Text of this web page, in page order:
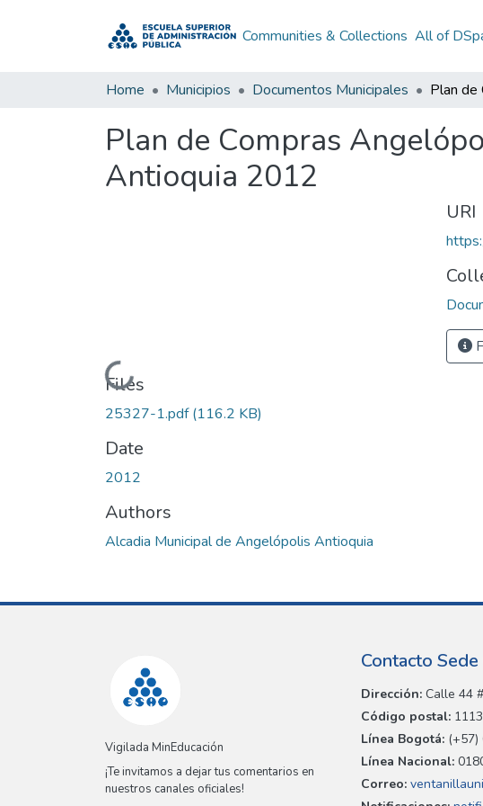
Communities & Collections All of
Home Municipios Documentos Municipales
Plan de Compras
Antioquia 2012
Loading...
Files
25327-1.pdf(116.2 KB)
Date
2012
Authors
Alcadia Municipal de Angelópolis Antioquia
URI
Vigilada MinEducación
¡Te invitamos a dejar tus comentarios en
nuestros canales oficiales!
Contacto
Dirección: Calle 44
Código postal:
Línea Bogotá: (+57)
Línea Nacional:
Correo: